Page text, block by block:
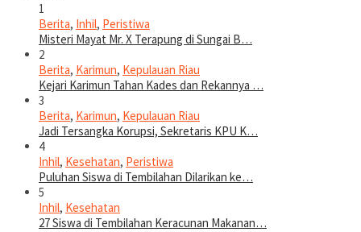
1
Berita, Inhil, Peristiwa
Misteri Mayat Mr. X Terapung di Sungai B…
2
Berita, Karimun, Kepulauan Riau
Kejari Karimun Tahan Kades dan Rekannya …
3
Berita, Karimun, Kepulauan Riau
Jadi Tersangka Korupsi, Sekretaris KPU K…
4
Inhil, Kesehatan, Peristiwa
Puluhan Siswa di Tembilahan Dilarikan ke…
5
Inhil, Kesehatan
27 Siswa di Tembilahan Keracunan Makanan…